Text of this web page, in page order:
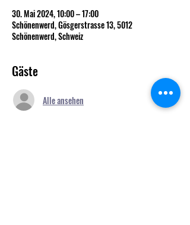
30. Mai 2024, 10:00 – 17:00
Schönenwerd, Gösgerstrasse 13, 5012
Schönenwerd, Schweiz
Gäste
Alle ansehen